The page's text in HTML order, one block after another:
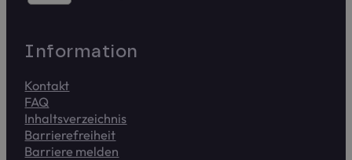
Infor­ma­tion
Kontakt
FAQ
Inhalts­verzeichnis
Barriere­frei­heit
Barriere melden